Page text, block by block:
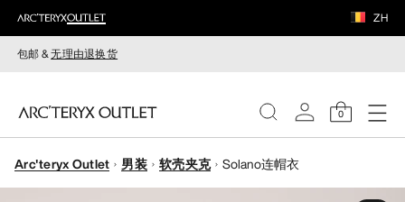
ZH
包邮 &无理由退换货
0
女装
Arc'teryx Outlet 男装 软壳夹克 Solano连帽衣